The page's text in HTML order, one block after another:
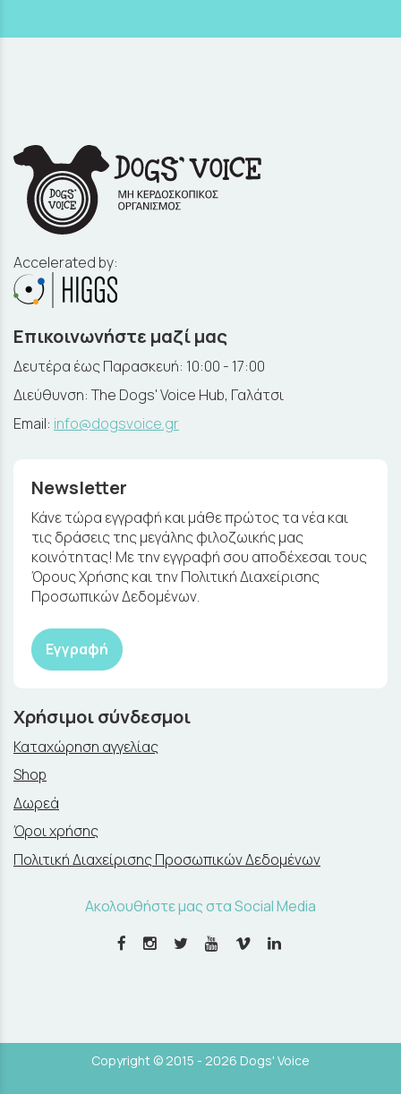
Accelerated by:
Επικοινωνήστε μαζί μας
Δευτέρα έως Παρασκευή: 10:00 - 17:00
Διεύθυνση: The Dogs' Voice Hub, Γαλάτσι
Email: info@dogsvoice.gr
Newsletter
Κάνε τώρα εγγραφή και μάθε πρώτος τα νέα και
τις δράσεις της μεγάλης φιλοζωικής μας
κοινότητας! Με την εγγραφή σου αποδέχεσαι τους
Όρους Χρήσης και την Πολιτική Διαχείρισης
Προσωπικών Δεδομένων.
Εγγραφή
Χρήσιμοι σύνδεσμοι
Καταχώρηση αγγελίας
Shop
Δωρεά
Όροι χρήσης
Πολιτική Διαχείρισης Προσωπικών Δεδομένων
Ακολουθήστε μας στα Social Media
Copyright © 2015 - 2026 Dogs' Voice